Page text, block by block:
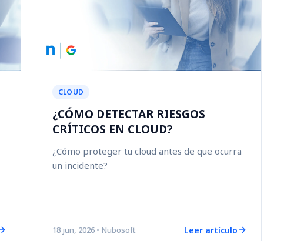
CLOUD
¿CÓMO DETECTAR RIESGOS
CRÍTICOS EN CLOUD?
¿Cómo proteger tu cloud antes de que ocurra
un incidente?
18 jun, 2026 • Nubosoft Leer artículo